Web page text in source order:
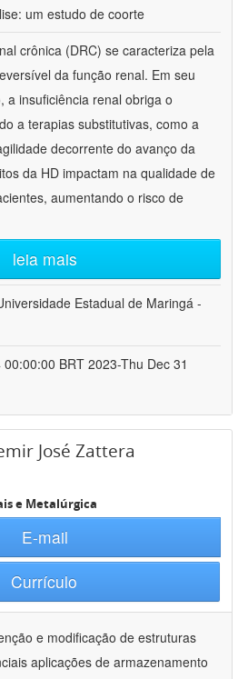
um estudo de coorte
crônica (DRC) se caracteriza pela
da função renal. Em seu
a insuficiência renal obriga o
a terapias substitutivas, como a
decorrente do avanço da
da HD impactam na qualidade de
aumentando o risco de
leia mais
Estadual de Maringá -
BRT 2023-Thu Dec 31
José Zattera
e Metalúrgica
E-mail
Currículo
e modificação de estruturas
aplicações de armazenamento